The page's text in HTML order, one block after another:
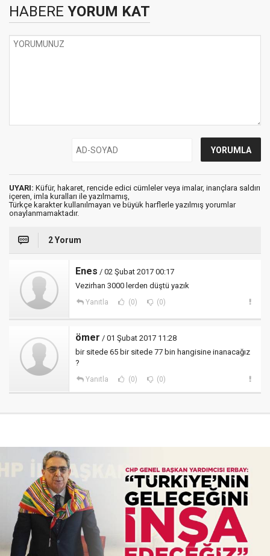
HABERE YORUM KAT
UYARI: Küfür, hakaret, rencide edici cümleler veya imalar, inançlara saldırı
içeren, imla kuralları ile yazılmamış,
Türkçe karakter kullanılmayan ve büyük harflerle yazılmış yorumlar
onaylanmamaktadır.
2 Yorum
Enes / 02 Şubat 2017 00:17
Vezirhan 3000 lerden düştü yazık
Yanıtla (0) (0)
ömer / 01 Şubat 2017 11:28
bir sitede 65 bir sitede 77 bin hangisine inanacağız
?
Yanıtla (0) (0)